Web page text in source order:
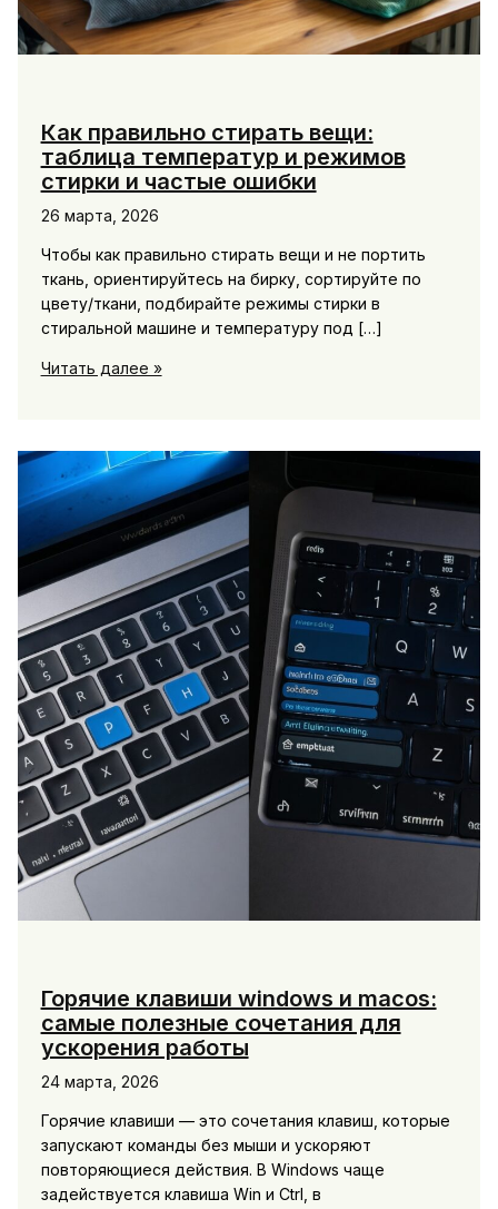
Как правильно стирать вещи:
таблица температур и режимов
стирки и частые ошибки
26 марта, 2026
Чтобы как правильно стирать вещи и не портить
ткань, ориентируйтесь на бирку, сортируйте по
цвету/ткани, подбирайте режимы стирки в
стиральной машине и температуру под […]
Как
таблица
температур
и
режимов
стирки
и
частые
ошибки
Читать далее »
Горячие клавиши windows и macos:
самые полезные сочетания для
ускорения работы
24 марта, 2026
Горячие клавиши — это сочетания клавиш, которые
запускают команды без мыши и ускоряют
повторяющиеся действия. В Windows чаще
задействуется клавиша Win и Ctrl, в